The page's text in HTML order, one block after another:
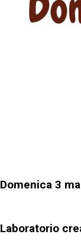
Domenica 3
Laboratorio